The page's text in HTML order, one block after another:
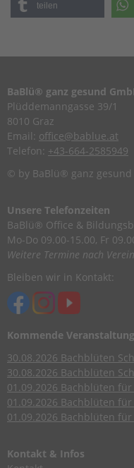
teilen
BaBlü® ganz gesund
Plüddemanngasse 39/1
8010 Graz
Email: office@bablue.at
Telefon: +43-664-2585949
© by BaBlü® ganz gesund
Unsere Telefonzeiten
BaBlü® Office &
Mo-Do 09.00-15.00, Fr
Weitere Termine nach
Bleiben wir in Kontakt:
Kommende
30.08.2026 Bachblüten
30.08.2026 Bachblüten
01.09.2026 Bachblüten für
01.09.2026 Bachblüten für
01.09.2026 Bachblüten für
Kontakt & Infos